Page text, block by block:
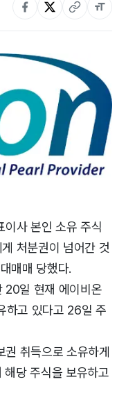
이사 본인 소유 주식
처분권이 넘어간 것
매매 당했다.
20일 현재 에이비온
고 있다고 26일 주
취득으로 소유하게
당 주식을 보유하고